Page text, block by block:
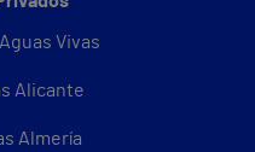
Vivas
Alicante
Almería